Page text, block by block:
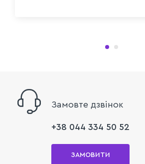
Замовте дзвінок
+38 044 334 50 52
ЗАМОВИТИ